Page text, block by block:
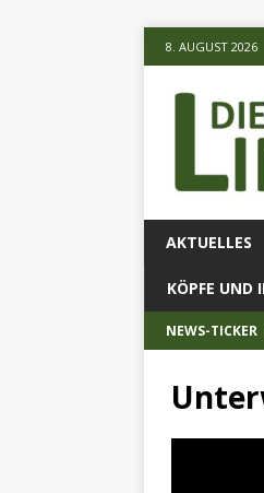
8. AUGUST 2026
AKTUELLES
KÖPFE UND
NEWS-TICKER